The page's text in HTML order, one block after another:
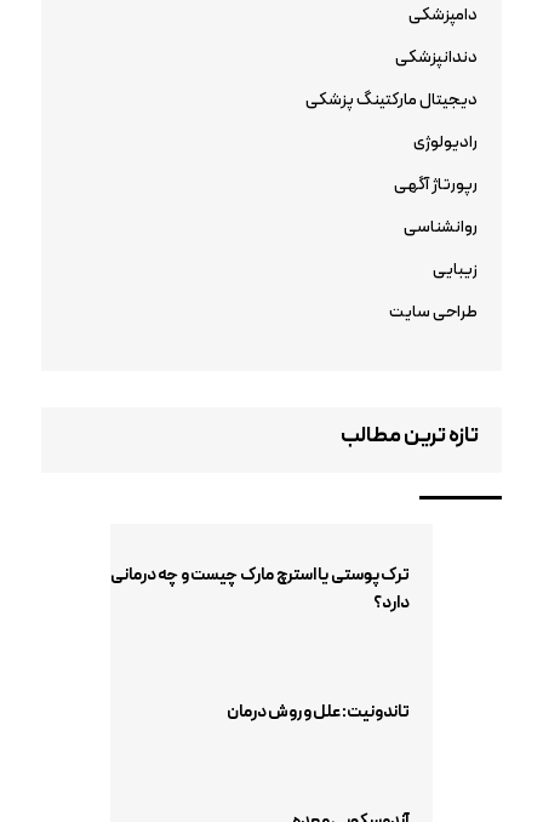
دامپزشکی
دندانپزشکی
دیجیتال مارکتینگ پزشکی
رادیولوژی
رپورتاژ آگهی
روانشناسی
زیبایی
طراحی سایت
تازه ترین مطالب
ترک پوستی یا استرچ مارک چیست و چه درمانی
دارد؟
تاندونیت: علل و روش درمان